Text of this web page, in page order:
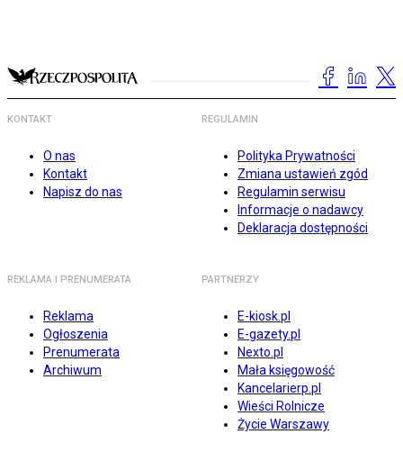
KONTAKT
O nas
Kontakt
Napisz do nas
REGULAMIN
Polityka Prywatności
Zmiana ustawień zgód
Regulamin serwisu
Informacje o nadawcy
Deklaracja dostępności
REKLAMA I PRENUMERATA
Reklama
Ogłoszenia
Prenumerata
Archiwum
PARTNERZY
E-kiosk.pl
E-gazety.pl
Nexto.pl
Mała księgowość
Kancelarierp.pl
Wieści Rolnicze
Życie Warszawy